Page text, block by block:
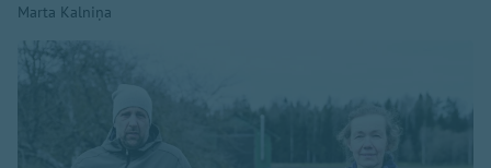
Marta Kalniņa